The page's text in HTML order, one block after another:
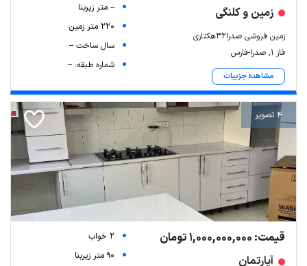
زمین و کلنگی
زمین فروشی صدرا32هکتاری
فاز ۱, صدرا-فارس
مشاهده جزییات
-- متر زیربنا
220 متر زمین
سال ساخت --
شماره طبقه: --
4 تصویر
قیمت: 1,000,000,000 تومان
آپارتمان
2 خواب
90 متر زیربنا